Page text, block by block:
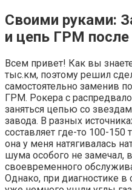
Своими руками:
и цепь ГРМ
Всем привет! Как вы
тыс.км, поэтому решил
самостоятельно заменив
ГРМ. Рокера с
заняться цепью со
завода. В разных
составляет где-то 100-150
она у меня натягивалась
шума особого не замечал,
своевременного
Однако, при диагностике в